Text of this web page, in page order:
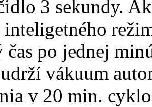
3 sekundy.
čas po jednej
vákuum
v 20 min.